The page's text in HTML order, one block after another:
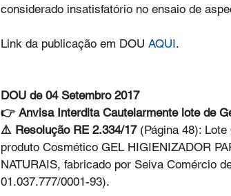
considerado insatisfatório no ensaio de
Link da publicação em DOU AQUI.
DOU de 04 Setembro 2017
👉 Anvisa Interdita Cautelarmente lote de
⚠️ Resolução RE 2.334/17 (Página 48): Lote
produto Cosmético GEL HIGIENIZADOR
NATURAIS, fabricado por Seiva Comércio
01.037.777/0001-93).